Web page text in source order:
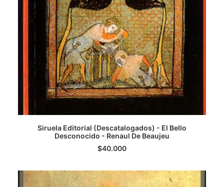
AGREGAR AL CARRITO
Siruela Editorial (Descatalogados) - El Bello
Desconocido - Renaul De Beaujeu
$40.000